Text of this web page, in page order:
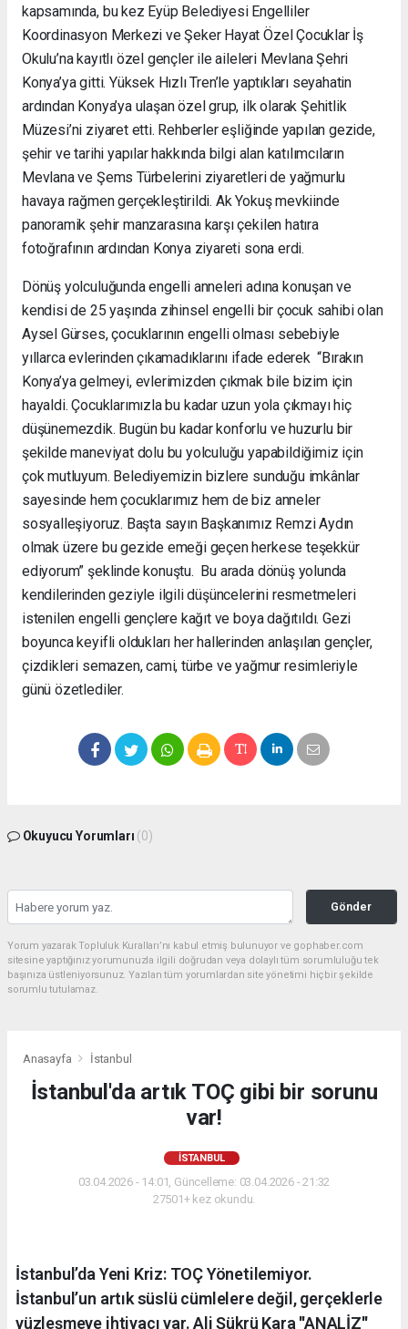
kapsamında, bu kez Eyüp Belediyesi Engelliler
Koordinasyon Merkezi ve Şeker Hayat Özel Çocuklar İş
Okulu’na kayıtlı özel gençler ile aileleri Mevlana Şehri
Konya’ya gitti. Yüksek Hızlı Tren’le yaptıkları seyahatin
ardından Konya’ya ulaşan özel grup, ilk olarak Şehitlik
Müzesi’ni ziyaret etti. Rehberler eşliğinde yapılan gezide,
şehir ve tarihi yapılar hakkında bilgi alan katılımcıların
Mevlana ve Şems Türbelerini ziyaretleri de yağmurlu
havaya rağmen gerçekleştirildi. Ak Yokuş mevkiinde
panoramik şehir manzarasına karşı çekilen hatıra
fotoğrafının ardından Konya ziyareti sona erdi.
Dönüş yolculuğunda engelli anneleri adına konuşan ve
kendisi de 25 yaşında zihinsel engelli bir çocuk sahibi olan
Aysel Gürses, çocuklarının engelli olması sebebiyle
yıllarca evlerinden çıkamadıklarını ifade ederek “Bırakın
Konya’ya gelmeyi, evlerimizden çıkmak bile bizim için
hayaldi. Çocuklarımızla bu kadar uzun yola çıkmayı hiç
düşünemezdik. Bugün bu kadar konforlu ve huzurlu bir
şekilde maneviyat dolu bu yolculuğu yapabildiğimiz için
çok mutluyum. Belediyemizin bizlere sunduğu imkânlar
sayesinde hem çocuklarımız hem de biz anneler
sosyalleşiyoruz. Başta sayın Başkanımız Remzi Aydın
olmak üzere bu gezide emeği geçen herkese teşekkür
ediyorum” şeklinde konuştu. Bu arada dönüş yolunda
kendilerinden geziyle ilgili düşüncelerini resmetmeleri
istenilen engelli gençlere kağıt ve boya dağıtıldı. Gezi
boyunca keyifli oldukları her hallerinden anlaşılan gençler,
çizdikleri semazen, cami, türbe ve yağmur resimleriyle
günü özetlediler.
Okuyucu Yorumları (0)
Gönder
Yorum yazarak Topluluk Kuralları’nı kabul etmiş bulunuyor ve gophaber.com
sitesine yaptığınız yorumunuzla ilgili doğrudan veya dolaylı tüm sorumluluğu tek
başınıza üstleniyorsunuz. Yazılan tüm yorumlardan site yönetimi hiçbir şekilde
sorumlu tutulamaz.
Anasayfa İstanbul
İstanbul'da artık TOÇ gibi bir sorunu
var!
İSTANBUL
03.04.2026 - 14:01, Güncelleme: 03.04.2026 - 21:32
27501+ kez okundu.
İstanbul’da Yeni Kriz: TOÇ Yönetilemiyor.
İstanbul’un artık süslü cümlelere değil, gerçeklerle
yüzleşmeye ihtiyacı var. Ali Şükrü Kara ''ANALİZ''